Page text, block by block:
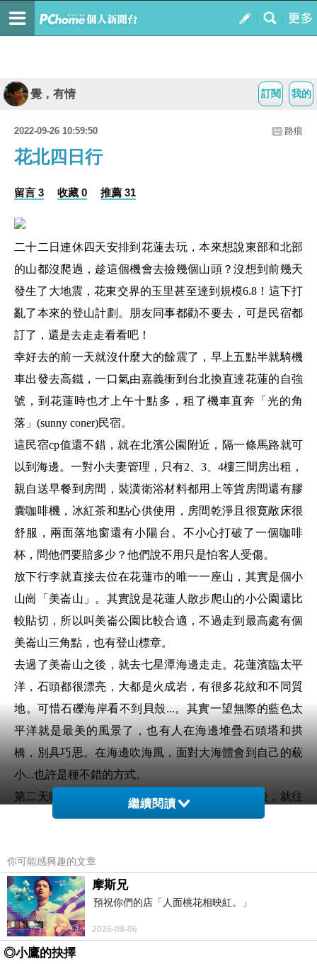
我的
訂閱
覺，有情
2022-09-26 10:59:50 路痕
花北四日行
留言 3 收藏 0 推薦 31
二十二日連休四天安排到花蓮去玩，本來想說東部和北部
的山都沒爬過，趁這個機會去撿幾個山頭？沒想到前幾天
發生了大地震，花東交界的玉里甚至達到規模6.8！這下打
亂了本來的登山計劃。朋友同事都勸不要去，可是民宿都
訂了，還是去走走看看吧！
幸好去的前一天就沒什麼大的餘震了，早上五點半就騎機
車出發去高鐵，一口氣由嘉義衝到台北換直達花蓮的自強
號，到花蓮時也才上午十點多，租了機車直奔「光的角
落」(sunny coner)民宿。
這民宿cp值還不錯，就在北濱公園附近，隔一條馬路就可
以到海邊。一對小夫妻管理，只有2、3、4樓三間房出租，
親自送早餐到房間，裝潢衛浴材料都用上等貨房間還有膠
囊咖啡機，冰紅茶和點心供使用，房間乾淨且很寛敞床很
舒服，兩面落地窗還有小陽台。不小心打破了一個咖啡
杯，問他們要賠多少？他們說不用只是怕客人受傷。
放下行李就直接去位在花蓮巿的唯一一座山，其實是個小
山崗「美崙山」。其實說是花蓮人散步爬山的小公園還比
較貼切，所以叫美崙公園比較合適，不過走到最高處有個
美崙山三角點，也有登山標章。
去過了美崙山之後，就去七星潭海邊走走。花蓮濱臨太平
洋，石頭都很漂亮，大都是火成岩，有很多花紋和不同質
地。可惜石礫海岸看不到貝殼...。其實一望無際的藍色太
平洋就是最美的風景了，也有人在海邊堆疊石頭塔和拱
橋，別具巧思。在海邊吹海風，面對大海體會到自己的藐
小...也許是種不錯的方式。
第二天吃過了民宿小夫妻親手準備的精美早餐之後，就往
小百岳初音山的山裡騎去。初音山的位置屬吉安鄉公所管
海近，所以不用多久就騎上了陡峭的山路，山路比西部的
顯得窄而陡，有些地方根本不到一部車的寛度，如果開車
和下山的會車可能會黑羊白羊...。因為事先知道有道路被
封閉，所以走另一條尚開放的山路，一騎到初音山開放登
山口，遇到一個財產局的公務員，又剛好有一對夫妻也開
繼續閱讀
你可能感興趣的文章
摩斯兄
預祝你們的店「人面桃花相映紅。」
2026-08-06
◎小鷹的抉擇